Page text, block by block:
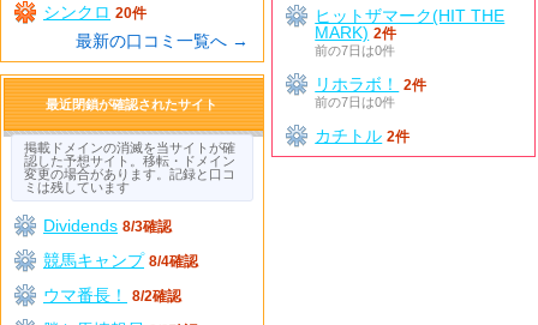
シンクロ 20件
最新の口コミ一覧へ →
ヒットザマーク(HIT THE
MARK) 2件
前の7日は0件
リホラボ！
2件
前の7日は0件
カチトル 2件
最近閉鎖が確認されたサイト
掲載ドメインの消滅を当サイトが確
認した予想サイト。移転・ドメイン
変更の場合があります。記録と口コ
ミは残しています
Dividends 8/3確認
競馬キャンプ 8/4確認
ウマ番長！ 8/2確認